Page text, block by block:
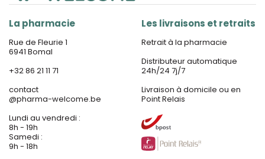
La pharmacie
Rue de Fleurie 1
6941 Bomal
+32 86 21 11 71
contact
@pharma-welcome.be
Lundi au vendredi :
8h - 19h
Samedi :
9h - 18h
Les livraisons et retraits
Retrait à la pharmacie
Distributeur automatique
24h/24 7j/7
Livraison à domicile ou en
Point Relais